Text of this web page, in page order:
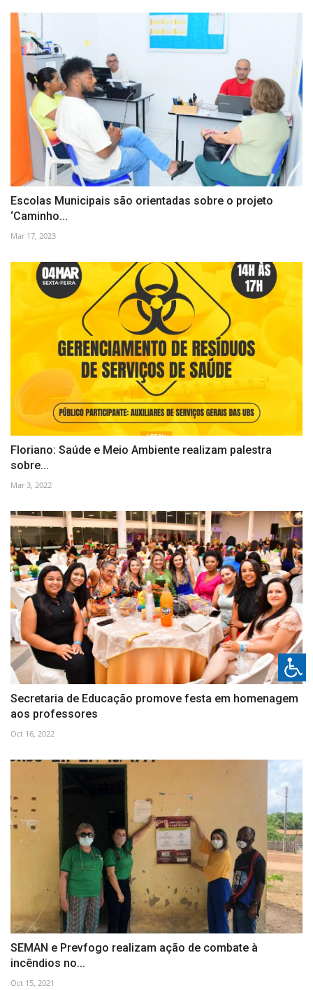
Escolas Municipais são orientadas sobre o projeto
‘Caminho...
Mar 17, 2023
Floriano: Saúde e Meio Ambiente realizam palestra
sobre...
Mar 3, 2022
Secretaria de Educação promove festa em homenagem
aos professores
Oct 16, 2022
SEMAN e Prevfogo realizam ação de combate à
incêndios no...
Oct 15, 2021